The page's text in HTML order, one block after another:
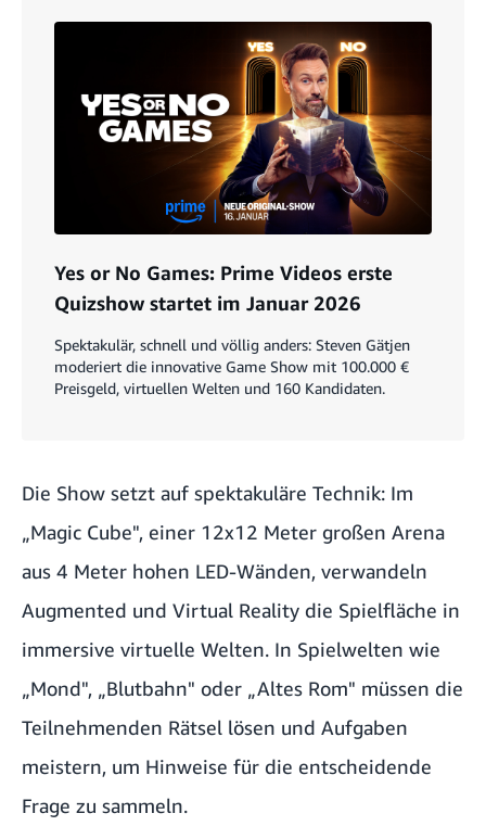
Yes or No Games: Prime Videos erste
Quizshow startet im Januar 2026
Spektakulär, schnell und völlig anders: Steven Gätjen
moderiert die innovative Game Show mit 100.000 €
Preisgeld, virtuellen Welten und 160 Kandidaten.
Die Show setzt auf spektakuläre Technik: Im
„Magic Cube", einer 12x12 Meter großen Arena
aus 4 Meter hohen LED-Wänden, verwandeln
Augmented und Virtual Reality die Spielfläche in
immersive virtuelle Welten. In Spielwelten wie
„Mond", „Blutbahn" oder „Altes Rom" müssen die
Teilnehmenden Rätsel lösen und Aufgaben
meistern, um Hinweise für die entscheidende
Frage zu sammeln.